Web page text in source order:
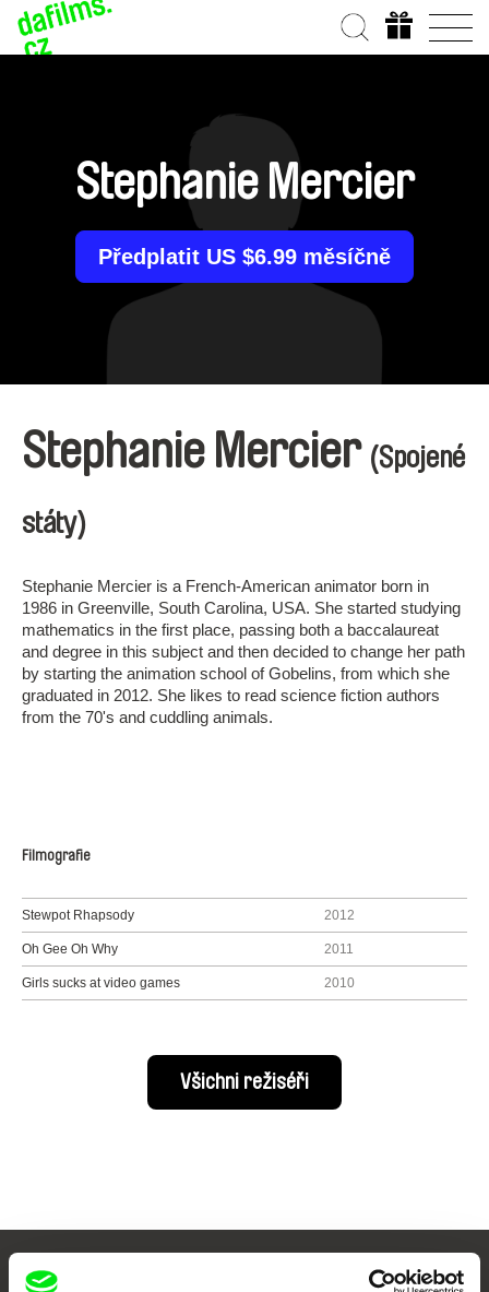
Stephanie Mercier
Předplatit US $6.99 měsíčně
Stephanie Mercier (Spojené
státy)
Stephanie Mercier is a French-American animator born in
1986 in Greenville, South Carolina, USA. She started studying
mathematics in the first place, passing both a baccalaureat
and degree in this subject and then decided to change her path
by starting the animation school of Gobelins, from which she
graduated in 2012. She likes to read science fiction authors
from the 70's and cuddling animals.
Filmografie
Stewpot Rhapsody 2012
Oh Gee Oh Why 2011
Girls sucks at video games 2010
Všichni režiséři